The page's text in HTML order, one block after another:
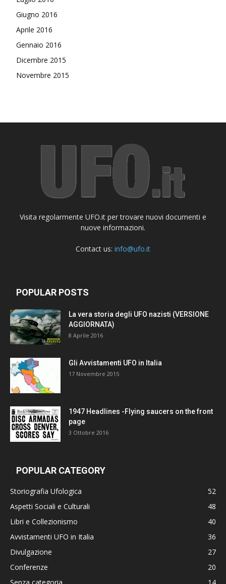
Giugno 2016
Aprile 2016
Gennaio 2016
Dicembre 2015
Novembre 2015
Visita regolarmente UFO.it per trovare nuovi documenti e
nuove informazioni.
Contact us: info@ufo.it
POPULAR POSTS
La vera storia degli UFO nazisti (VERSIONE
AGGIORNATA)
8 Aprile 2016
Gli Avvistamenti UFO in Italia
17 Novembre 2015
1947 Headlines -Flying saucers on the front
page
3 Ottobre 2016
POPULAR CATEGORY
Storiografia Ufologica
52
Aspetti Sociali e Culturali
48
Libri e Collezionismo
40
Avvistamenti UFO in Italia
36
Divulgazione
27
Conferenze
20
Senza categoria
14